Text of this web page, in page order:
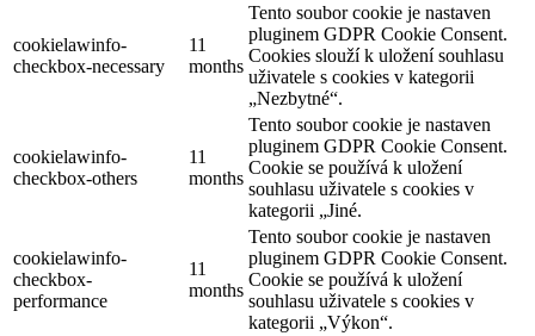
cookielawinfo-
checkbox-necessary
11
months
Tento soubor cookie je nastaven
pluginem GDPR Cookie Consent.
Cookies slouží k uložení souhlasu
uživatele s cookies v kategorii
„Nezbytné“.
cookielawinfo-
checkbox-others
11
months
Tento soubor cookie je nastaven
pluginem GDPR Cookie Consent.
Cookie se používá k uložení
souhlasu uživatele s cookies v
kategorii „Jiné.
cookielawinfo-
checkbox-
performance
11
months
Tento soubor cookie je nastaven
pluginem GDPR Cookie Consent.
Cookie se používá k uložení
souhlasu uživatele s cookies v
kategorii „Výkon“.